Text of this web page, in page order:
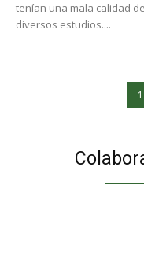
tenían una mala calidad
diversos estudios....
1